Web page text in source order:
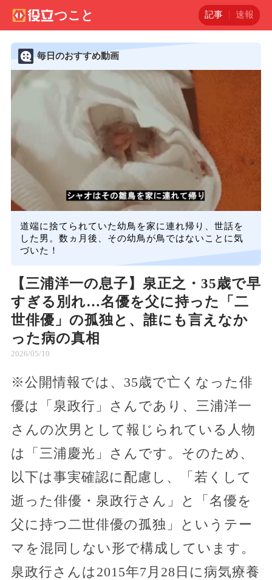
記事 速報
毎日のおすすめ動画
道端に捨てられていた幼鳥を家に連れ帰り、世話を
した男。数ヵ月後、その幼鳥が鳥ではないことに気
づいた！
【三浦洋一の息子】泉正之・35歳で早
すぎる別れ…名優を父に持った「二
世俳優」の孤独と、誰にも言えなか
った病の真相
2026/05/10
※公開情報では、35歳で亡くなった俳
優は「泉政行」さんであり、三浦洋一
さんの次男として報じられている人物
は「三浦慶光」さんです。そのため、
以下は事実確認に配慮し、「若くして
逝った俳優・泉政行さん」と「名優を
父に持つ二世俳優の孤独」というテー
マを混同しない形で構成しています。
泉政行さんは2015年7月28日に病気療養